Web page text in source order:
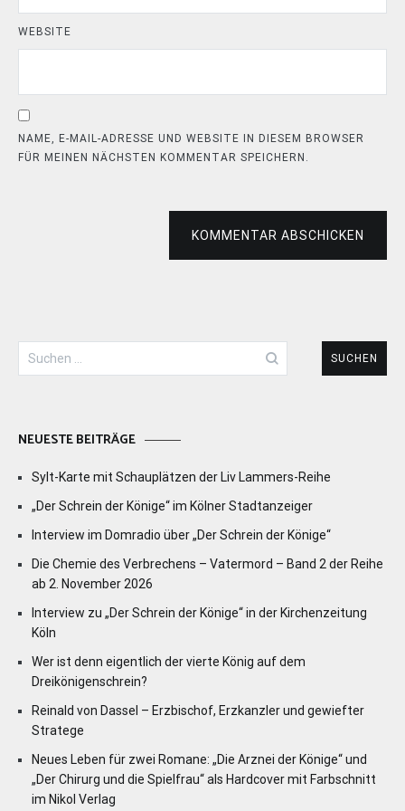
WEBSITE
NAME, E-MAIL-ADRESSE UND WEBSITE IN DIESEM BROWSER
FÜR MEINEN NÄCHSTEN KOMMENTAR SPEICHERN.
KOMMENTAR ABSCHICKEN
Suchen
nach:
NEUESTE BEITRÄGE
Sylt-Karte mit Schauplätzen der Liv Lammers-Reihe
„Der Schrein der Könige“ im Kölner Stadtanzeiger
Interview im Domradio über „Der Schrein der Könige“
Die Chemie des Verbrechens – Vatermord – Band 2 der Reihe
ab 2. November 2026
Interview zu „Der Schrein der Könige“ in der Kirchenzeitung
Köln
Wer ist denn eigentlich der vierte König auf dem
Dreikönigenschrein?
Reinald von Dassel – Erzbischof, Erzkanzler und gewiefter
Stratege
Neues Leben für zwei Romane: „Die Arznei der Könige“ und
„Der Chirurg und die Spielfrau“ als Hardcover mit Farbschnitt
im Nikol Verlag